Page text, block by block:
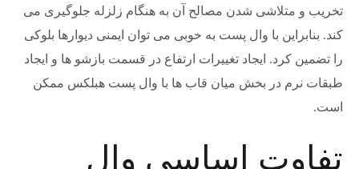
تخریب و متلاشی شدن مصالح آن به هنگام زلزله جلوگیری می
کند. بنابراین با وال پست به خوبی می توان ایمنی دیوارها بلوکی
را تضمین کرد. ایجاد تغییرات ارتفاع در قسمت بازشو ها و ایجاد
طبقات نرم در بخش میان قاب ها با وال پست هبلکس ممکن
است.
تفاوت اساسی وال